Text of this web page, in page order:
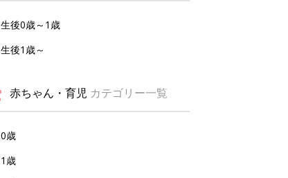
生後0歳～1歳
生後1歳～
赤ちゃん・育児 カテゴリー一覧
0歳
1歳